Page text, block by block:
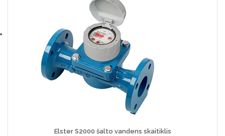
Elster S2000 šalto vandens skaitiklis